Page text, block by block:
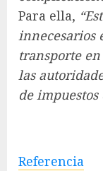
Para ella,
innecesarios
transporte
las
de
Referencia